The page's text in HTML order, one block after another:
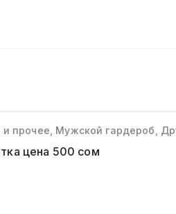
прочее, Мужской гардероб,
цена 500 сом